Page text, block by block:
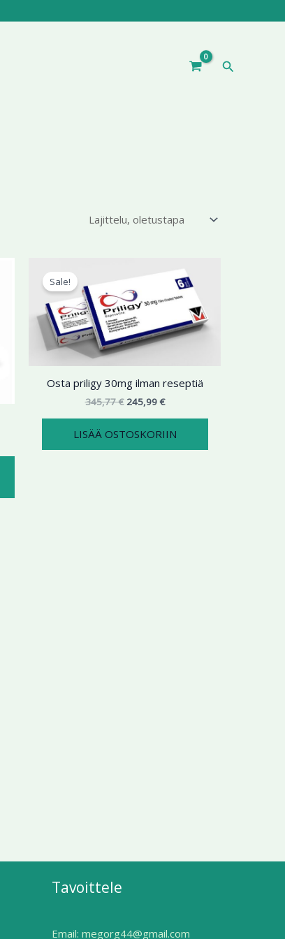
Hae
tuotteella
useampi
muunnelma.
valinnat
sivulla.
Sale!
Osta priligy 30mg ilman reseptiä
345,77€
oli:
345,77 €.
245,99€
hinta
on:
245,99 €.
LISÄÄ OSTOSKORIIN
Tavoittele
Email: megorg44@gmail.com